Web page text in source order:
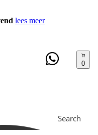
lees meer
Search
0